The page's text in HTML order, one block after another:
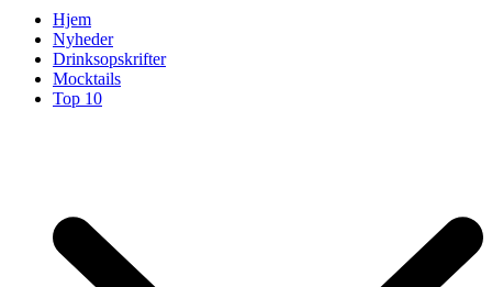
Hjem
Nyheder
Drinksopskrifter
Mocktails
Top 10